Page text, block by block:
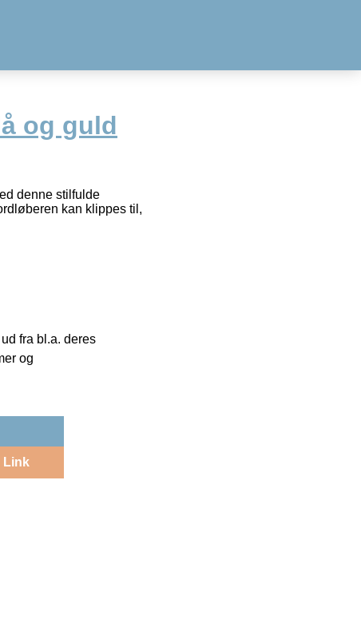
og guld
denne stilfulde
kan klippes til,
fra bl.a. deres
og
Link